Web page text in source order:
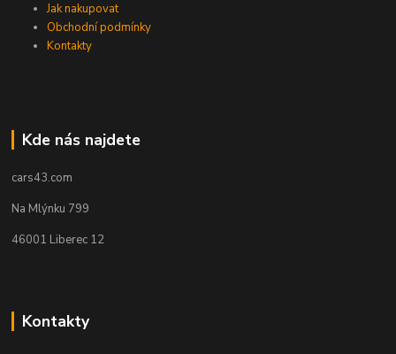
Jak nakupovat
Obchodní podmínky
Kontakty
Kde nás najdete
cars43.com
Na Mlýnku 799
46001 Liberec 12
Kontakty